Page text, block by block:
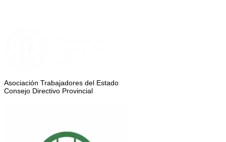
Asociación Trabajadores del Estado
Consejo Directivo Provincial